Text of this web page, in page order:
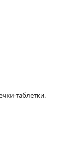
таблетки.